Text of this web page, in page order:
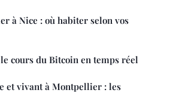
à Nice : où habiter selon vos
cours du Bitcoin en temps réel
et vivant à Montpellier : les